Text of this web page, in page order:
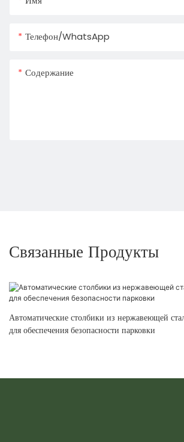
Телефон/WhatsApp
Содержание
Связанные Продукты
Автоматические столбики из нержавеющей
для обеспечения безопасности парковки